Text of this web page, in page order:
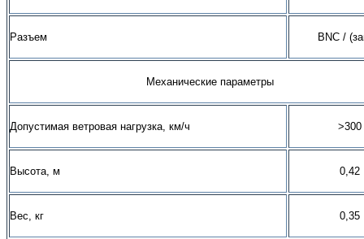
Разъем BNC/
Механические параметры
Допустимая ветровая нагрузка, км/ч >300
Высота, м 0,42
Вес, кг 0,35